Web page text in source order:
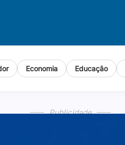
Economia Educação
Publicidade